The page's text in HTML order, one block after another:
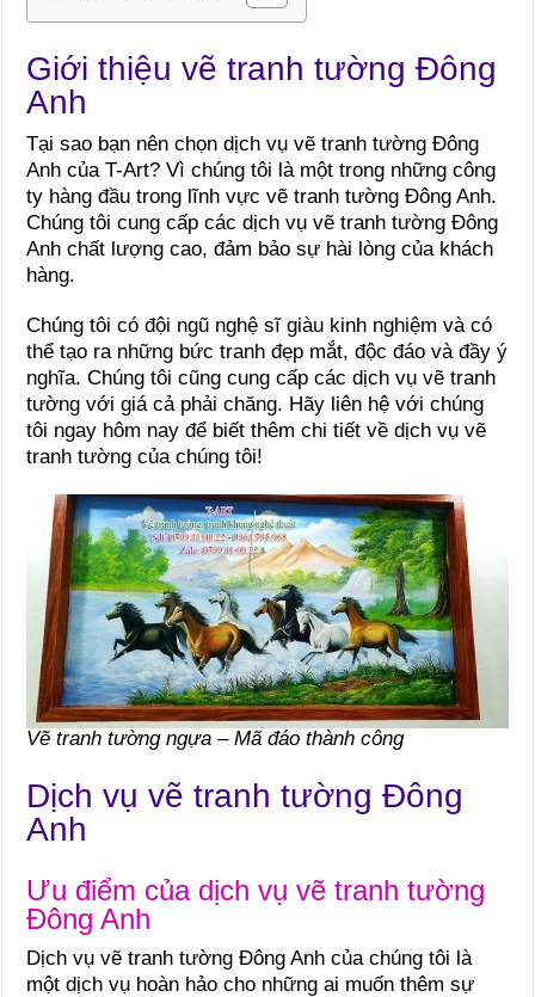
Giới thiệu vẽ tranh tường Đông
Anh
Tại sao bạn nên chọn dịch vụ vẽ tranh tường Đông
Anh của T-Art? Vì chúng tôi là một trong những công
ty hàng đầu trong lĩnh vực vẽ tranh tường Đông Anh.
Chúng tôi cung cấp các dịch vụ vẽ tranh tường Đông
Anh chất lượng cao, đảm bảo sự hài lòng của khách
hàng.
Chúng tôi có đội ngũ nghệ sĩ giàu kinh nghiệm và có
thể tạo ra những bức tranh đẹp mắt, độc đáo và đầy ý
nghĩa. Chúng tôi cũng cung cấp các dịch vụ vẽ tranh
tường với giá cả phải chăng. Hãy liên hệ với chúng
tôi ngay hôm nay để biết thêm chi tiết về dịch vụ vẽ
tranh tường của chúng tôi!
Vẽ tranh tường ngựa – Mã đáo thành công
Dịch vụ vẽ tranh tường Đông
Anh
Ưu điểm của dịch vụ vẽ tranh tường
Đông Anh
Dịch vụ vẽ tranh tường Đông Anh của chúng tôi là
một dịch vụ hoàn hảo cho những ai muốn thêm sự